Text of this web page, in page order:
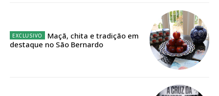
Edição em papel entregue à Quinta-feira em sua
casa
Acesso ao conteúdo online
Acesso aos conteúdos Exclusivos para
Maçã, chita e tradição em
destaque no São Bernardo